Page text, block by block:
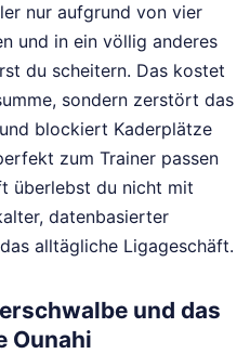
nur aufgrund von vier
und in ein völlig anderes
du scheitern. Das kostet
sondern zerstört das
blockiert Kaderplätze
zum Trainer passen
überlebst du nicht mit
datenbasierter
alltägliche Ligageschäft.
und das
Ounahi